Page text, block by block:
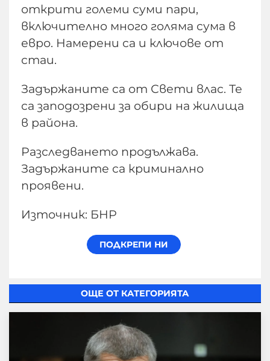
открити големи суми пари,
включително много голяма сума в
евро. Намерени са и ключове от
стаи.
Задържаните са от Свети влас. Те
са заподозрени за обири на жилища
в района.
Разследването продължава.
Задържаните са криминално
проявени.
Източник: БНР
ОЩЕ ОТ КАТЕГОРИЯТА